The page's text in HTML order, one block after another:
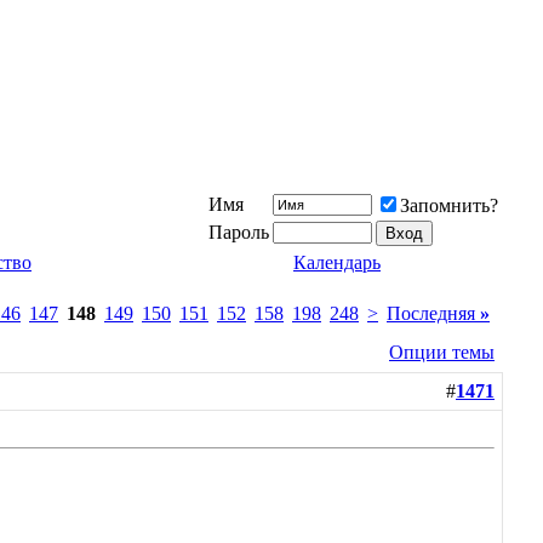
Имя
Запомнить?
Пароль
Календарь
147 148 149 150 151 152 158 198 248 > Последняя »
Опции темы
#1471